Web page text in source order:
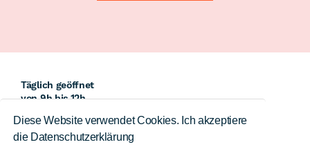
Diese Website verwendet Cookies. Ich akzeptiere
die Datenschutzerklärung
Öffnungszeit
Täglich geöffnet
von 9h bis 12h
Außer mittwochs
und Sonntag.